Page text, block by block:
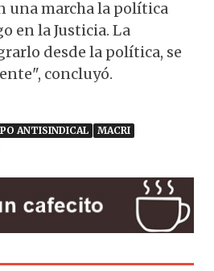
una marcha la política
en la Justicia. La
desde la política, se
concluyó.
ANTISINDICAL
MACRI